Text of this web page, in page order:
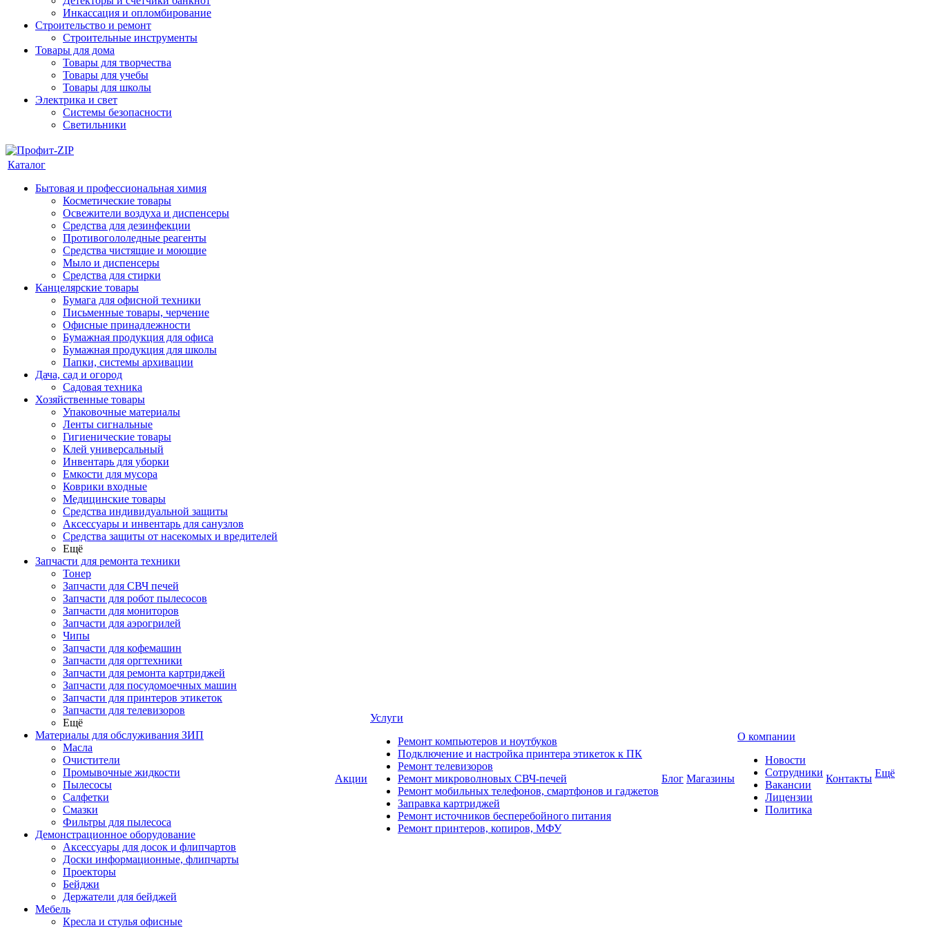
Инкассация и опломбирование
Строительство и ремонт
Строительные инструменты
Товары для дома
Товары для творчества
Товары для учебы
Товары для школы
Электрика и свет
Системы безопасности
Светильники
Каталог
Бытовая и профессиональная химия
Косметические товары
Освежители воздуха и диспенсеры
Средства для дезинфекции
Противогололедные реагенты
Средства чистящие и моющие
Мыло и диспенсеры
Средства для стирки
Канцелярские товары
Бумага для офисной техники
Письменные товары, черчение
Офисные принадлежности
Бумажная продукция для офиса
Бумажная продукция для школы
Папки, системы архивации
Дача, сад и огород
Садовая техника
Хозяйственные товары
Упаковочные материалы
Ленты сигнальные
Гигиенические товары
Клей универсальный
Инвентарь для уборки
Емкости для мусора
Коврики входные
Медицинские товары
Средства индивидуальной защиты
Аксессуары и инвентарь для санузлов
Средства защиты от насекомых и вредителей
Ещё
Запчасти для ремонта техники
Тонер
Запчасти для СВЧ печей
Запчасти для робот пылесосов
Запчасти для мониторов
Запчасти для аэрогрилей
Чипы
Запчасти для кофемашин
Запчасти для оргтехники
Запчасти для ремонта картриджей
Запчасти для посудомоечных машин
Запчасти для принтеров этикеток
Запчасти для телевизоров
Ещё
Материалы для обслуживания ЗИП
Масла
Очистители
Промывочные жидкости
Пылесосы
Салфетки
Смазки
Фильтры для пылесоса
Демонстрационное оборудование
Аксессуары для досок и флипчартов
Доски информационные, флипчарты
Проекторы
Бейджи
Держатели для бейджей
Мебель
Кресла и стулья офисные
Акции
Услуги
Ремонт компьютеров и ноутбуков
Подключение и настройка принтера этикеток к ПК
Ремонт телевизоров
Ремонт микроволновых СВЧ-печей
Ремонт мобильных телефонов, смартфонов и гаджетов
Заправка картриджей
Ремонт источников бесперебойного питания
Ремонт принтеров, копиров, МФУ
Блог Магазины
О компании
Новости
Сотрудники
Вакансии
Лицензии
Политика
Контакты Ещё